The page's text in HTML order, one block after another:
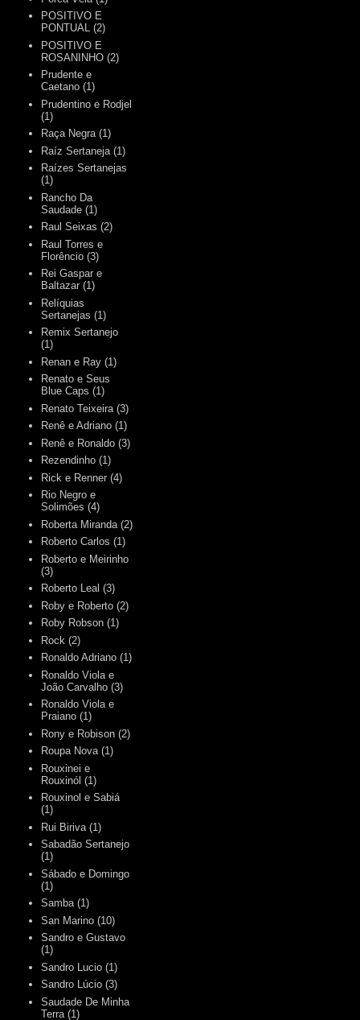
POSITIVO E
PONTUAL (2)
POSITIVO E
ROSANINHO (2)
Prudente e
Caetano (1)
Prudentino e Rodjel
(1)
Raça Negra (1)
Raíz Sertaneja (1)
Raízes Sertanejas
(1)
Rancho Da
Saudade (1)
Raul Seixas (2)
Raul Torres e
Florêncio (3)
Rei Gaspar e
Baltazar (1)
Relíquias
Sertanejas (1)
Remix Sertanejo
(1)
Renan e Ray (1)
Renato e Seus
Blue Caps (1)
Renato Teixeira (3)
Renê e Adriano (1)
Renê e Ronaldo (3)
Rezendinho (1)
Rick e Renner (4)
Rio Negro e
Solimões (4)
Roberta Miranda (2)
Roberto Carlos (1)
Roberto e Meirinho
(3)
Roberto Leal (3)
Roby e Roberto (2)
Roby Robson (1)
Rock (2)
Ronaldo Adriano (1)
Ronaldo Viola e
João Carvalho (3)
Ronaldo Viola e
Praiano (1)
Rony e Robison (2)
Roupa Nova (1)
Rouxinei e
Rouxinól (1)
Rouxinol e Sabiá
(1)
Rui Biriva (1)
Sabadão Sertanejo
(1)
Sábado e Domingo
(1)
Samba (1)
San Marino (10)
Sandro e Gustavo
(1)
Sandro Lucio (1)
Sandro Lúcio (3)
Saudade De Minha
Terra (1)